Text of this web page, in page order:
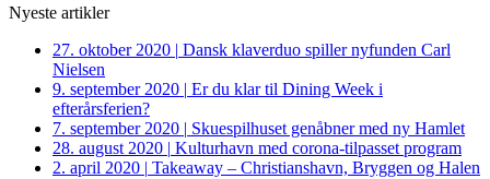
Nyeste artikler
27. oktober 2020 | Dansk klaverduo spiller nyfunden Carl
Nielsen
9. september 2020 | Er du klar til Dining Week i
efterårsferien?
7. september 2020 | Skuespilhuset genåbner med ny Hamlet
28. august 2020 | Kulturhavn med corona-tilpasset program
2. april 2020 | Takeaway – Christianshavn, Bryggen og Halen